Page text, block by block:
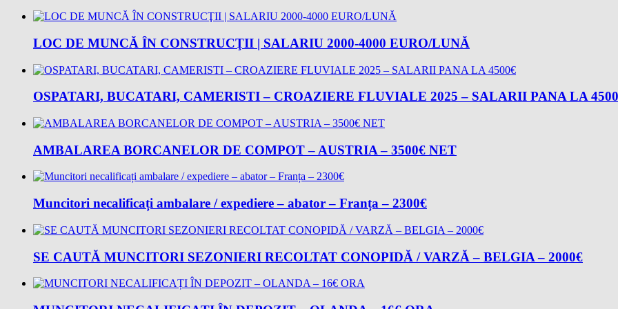
LOC DE MUNCĂ ÎN CONSTRUCŢII | SALARIU 2000-4000 EURO/LUNĂ
OSPATARI, BUCATARI, CAMERISTI – CROAZIERE FLUVIALE 2025 – SALARII PANA LA
AMBALAREA BORCANELOR DE COMPOT – AUSTRIA – 3500€ NET
Muncitori necalificați ambalare / expediere – abator – Franța – 2300€
SE CAUTĂ MUNCITORI SEZONIERI RECOLTAT CONOPIDĂ / VARZĂ – BELGIA – 2000€